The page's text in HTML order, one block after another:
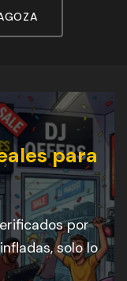
para
por
solo lo